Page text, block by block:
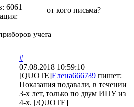
6061
от кого письма?
учета
#
07.08.2018 10:59:10
[QUOTE]Елена666789 пишет:
Показания подавали, в течении
3-х лет, только по двум ИПУ из
4-х. [/QUOTE]